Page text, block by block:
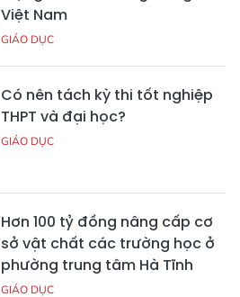
Việt Nam
GIÁO DỤC
Có nên tách kỳ thi tốt nghiệp
THPT và đại học?
GIÁO DỤC
Hơn 100 tỷ đồng nâng cấp cơ
sở vật chất các trường học ở
phường trung tâm Hà Tĩnh
GIÁO DỤC